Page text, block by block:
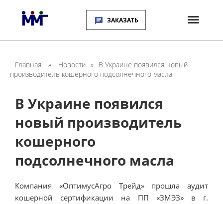
ЗАКАЗАТЬ
Главная » Новости » В Украине появился новый
производитель кошерного подсолнечного масла
В Украине появился
новый производитель
кошерного
подсолнечного масла
Компания «ОптимусАгро Трейд» прошла аудит
кошерной сертификации на ПП «ЗМЭЗ» в г.